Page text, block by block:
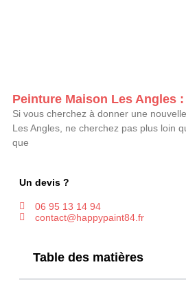
Un devis ?
06 95 13 14 94
contact@happypaint84.fr
Table des matières
Peinture Maison Les Angles
Si vous cherchez à donner une
Les Angles, ne cherchez pas plus loin
que